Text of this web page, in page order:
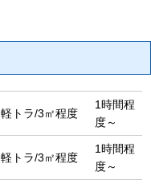
軽トラ/3㎡程度
1時間程
度～
軽トラ/3㎡程度
1時間程
度～